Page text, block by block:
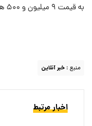
به قیمت ۹ میلیون و ۵۰۰ هزار تومان دیده می‌شود.
منبع : خبر آنلاین
اخبار مرتبط